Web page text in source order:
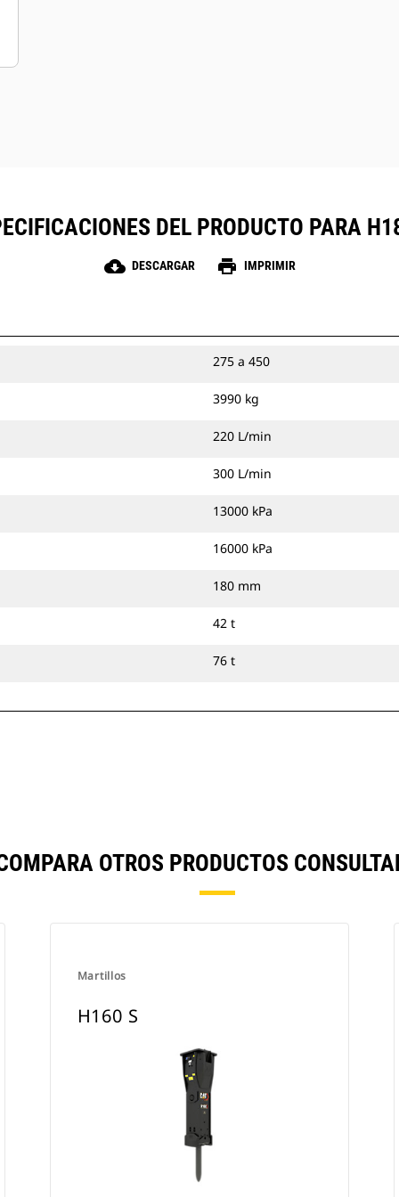
DEL PRODUCTO PARA
cloud_download DESCARGAR print IMPRIMIR
275 a 450
3990 kg
220 L/min
300 L/min
13000 kPa
16000 kPa
180 mm
42 t
76 t
OTROS PRODUCTOS
Martillos
H160 S